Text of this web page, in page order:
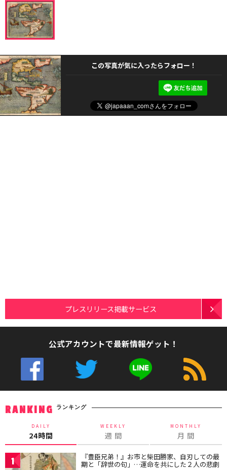
この写真が気に入ったらフォロー！
プレスリリース掲載サービス
公式アカウントで最新情報ゲット！
RANKING ランキング
DAILY
24時間
WEEKLY
週 間
MONTHLY
月 間
1 『豊臣兄弟！』お市と柴田勝家、自刃しての最
期と「辞世の句」…運命を共にした２人の悲劇